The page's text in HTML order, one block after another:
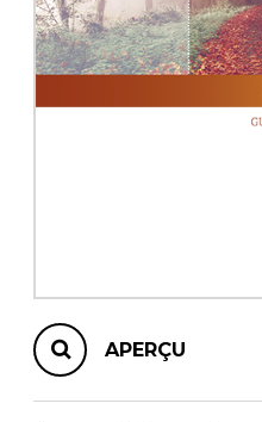
AUTRES PRODUITS
APERÇU